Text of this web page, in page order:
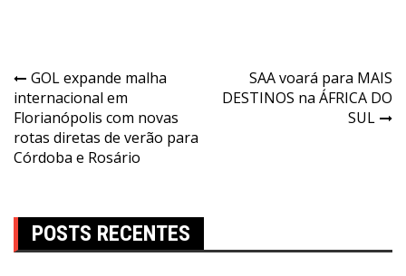
GOL expande malha
internacional em
Florianópolis com novas
rotas diretas de verão para
Córdoba e Rosário
SAA voará para MAIS
DESTINOS na ÁFRICA DO
SUL
POSTS RECENTES